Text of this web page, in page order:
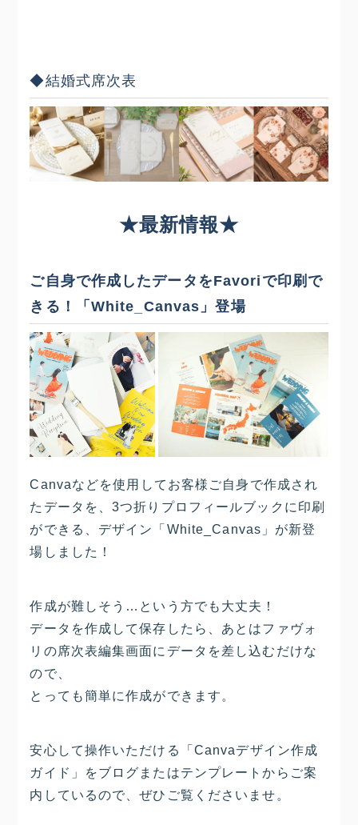
◆結婚式席次表
★最新情報★
ご自身で作成したデータをFavoriで印刷で
きる！「White_Canvas」登場
Canvaなどを使用してお客様ご自身で作成され
たデータを、3つ折りプロフィールブックに印刷
ができる、デザイン「White_Canvas」が新登
場しました！
作成が難しそう…という方でも大丈夫！
データを作成して保存したら、あとはファヴォ
リの席次表編集画面にデータを差し込むだけな
ので、
とっても簡単に作成ができます。
安心して操作いただける「Canvaデザイン作成
ガイド」をブログまたはテンプレートからご案
内しているので、ぜひご覧くださいませ。